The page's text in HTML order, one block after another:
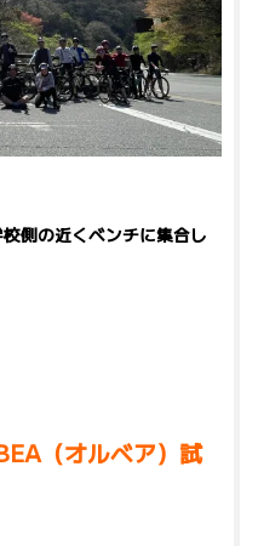
側の近くベンチに集合し
（オルベア）試